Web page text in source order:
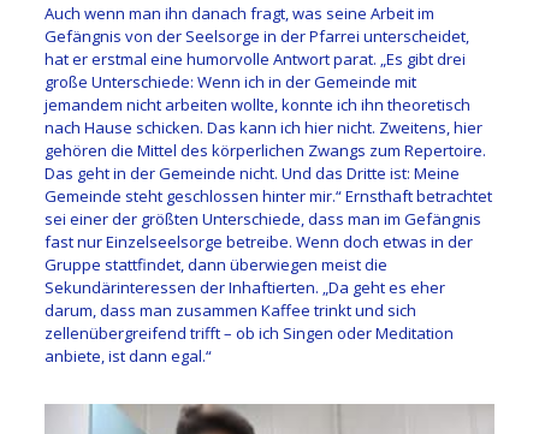
Auch wenn man ihn danach fragt, was seine Arbeit im
Gefängnis von der Seelsorge in der Pfarrei unterscheidet,
hat er erstmal eine humorvolle Antwort parat. „Es gibt drei
große Unterschiede: Wenn ich in der Gemeinde mit
jemandem nicht arbeiten wollte, konnte ich ihn theoretisch
nach Hause schicken. Das kann ich hier nicht. Zweitens, hier
gehören die Mittel des körperlichen Zwangs zum Repertoire.
Das geht in der Gemeinde nicht. Und das Dritte ist: Meine
Gemeinde steht geschlossen hinter mir.“ Ernsthaft betrachtet
sei einer der größten Unterschiede, dass man im Gefängnis
fast nur Einzelseelsorge betreibe. Wenn doch etwas in der
Gruppe stattfindet, dann überwiegen meist die
Sekundärinteressen der Inhaftierten. „Da geht es eher
darum, dass man zusammen Kaffee trinkt und sich
zellenübergreifend trifft – ob ich Singen oder Meditation
anbiete, ist dann egal.“